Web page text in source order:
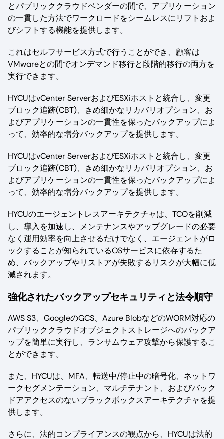
とパブリッククラウドベンダーの間で、アプリケーション
の一貫した方法でワークロードをシームレスにリフトおよ
びシフトする機能を提供します。
これはセルフサービス方式で行うことができ、顧客は
VMwareとの間でオンデマンド移行と段階的移行の両方を
実行できます。
HYCUはvCenter ServerおよびESXiホストと統合し、変更
ブロック追跡(CBT)、きめ細かなリカバリオプション、お
よびアプリケーションの一貫性を保ったバックアップによ
って、効率的な増分バックアップを提供します。
HYCUはvCenter ServerおよびESXiホストと統合し、変更
ブロック追跡(CBT)、きめ細かなリカバリオプション、お
よびアプリケーションの一貫性を保ったバックアップによ
って、効率的な増分バックアップを提供します。
HYCUのエージェントレスアーキテクチャは、TCOを削減
し、導入を加速し、メンテナンスやアップグレードの必要
なく運用効率を向上させるだけでなく、エージェントがロ
ックすることが知られているOSサービスに依存するた
め、バックアップやリストアが失敗するリスクが大幅に低
減されます。
強化されたバックアップセキュリティと法令順守
AWS S3、GoogleのGCS、Azure BlobなどのWORM対応の
パブリッククラウドオブジェクトストレージへのバックア
ップを簡単に実行し、ランサムウェア攻撃から保護するこ
とができます。
また、HYCUは、MFA、転送中/停止中の暗号化、ネットワ
ークセグメンテーション、マルチテナント、およびバック
ドアアクセスのないブラックボックスアーキテクチャを提
供します。
さらに、法的コンプライアンスの観点から、HYCUは法的